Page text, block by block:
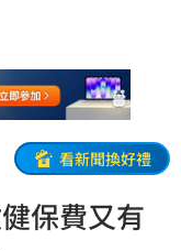
看新聞換好禮
保費又有